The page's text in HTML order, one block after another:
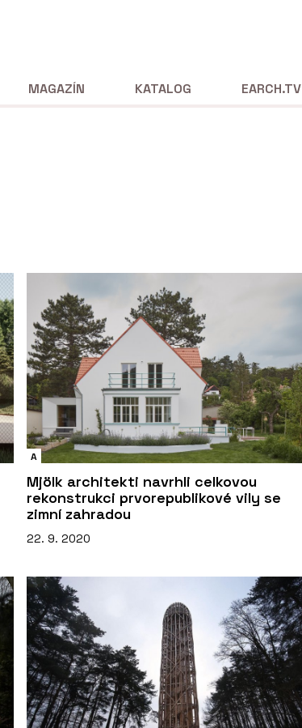
MAGAZÍN KATALOG EARCH.TV
A
Mjölk architekti navrhli celkovou
rekonstrukci prvorepublikové vily se
zimní zahradou
22. 9. 2020